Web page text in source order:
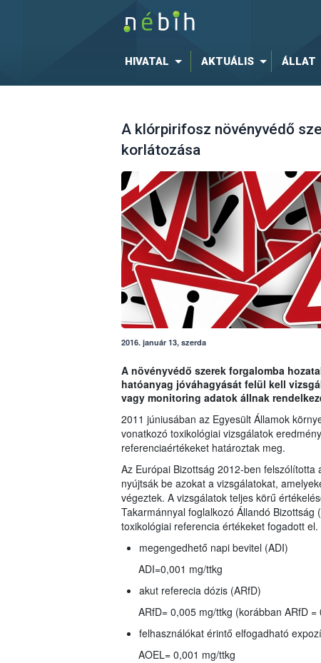
HIVATAL AKTUÁLIS ÁLLAT
A klórpirifosz növényvédő
korlátozása
2016. január 13, szerda
A növényvédő szerek forgalomba
hatóanyag jóváhagyását felül kell
vagy monitoring adatok állnak
2011 júniusában az Egyesült Államok
vonatkozó toxikológiai vizsgálatok
referenciaértékeket határoztak meg.
Az Európai Bizottság 2012-ben
nyújtsák be azokat a vizsgálatokat,
végeztek. A vizsgálatok teljes körű
Takarmánnyal foglalkozó Állandó
toxikológiai referencia értékeket fogadott el.
megengedhető napi bevitel (ADI)
ADI=0,001 mg/ttkg
akut referecia dózis (ARfD)
ARfD= 0,005 mg/ttkg (korábban ARfD =
felhasználókat érintő elfogadható
AOEL= 0,001 mg/ttkg